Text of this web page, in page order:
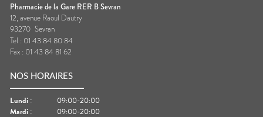
Pharmacie de la Gare RER B Sevran
12, avenue Raoul Dautry
93270 Sevran
Tel : 01 43 84 80 84
Fax : 01 43 84 81 62
NOS HORAIRES
Lundi :
09:00-20:00
Mardi :
09:00-20:00